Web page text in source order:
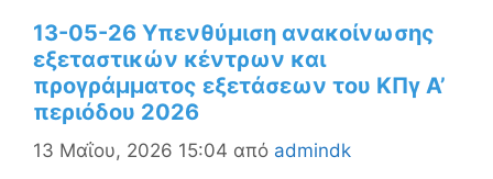
13-05-26 Υπενθύμιση ανακοίνωσης
εξεταστικών κέντρων και
προγράμματος εξετάσεων του ΚΠγ Α’
περιόδου 2026
13 Μαΐου, 2026 15:04 από admindk